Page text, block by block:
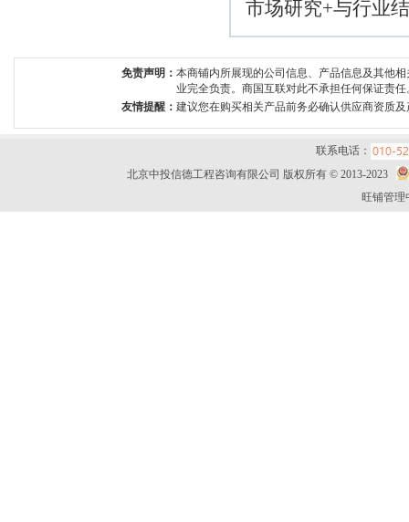
市场研究+与行业
免责声明： 本商铺内所展现的公司信息、产品信息及其他
业完全负责。商国互联对此不承担任何保证责任
友情提醒： 建议您在购买相关产品前务必确认供应商资质
联系电话：
北京中投信德工程咨询有限公司 版权所有 © 2013-2023
旺铺管理